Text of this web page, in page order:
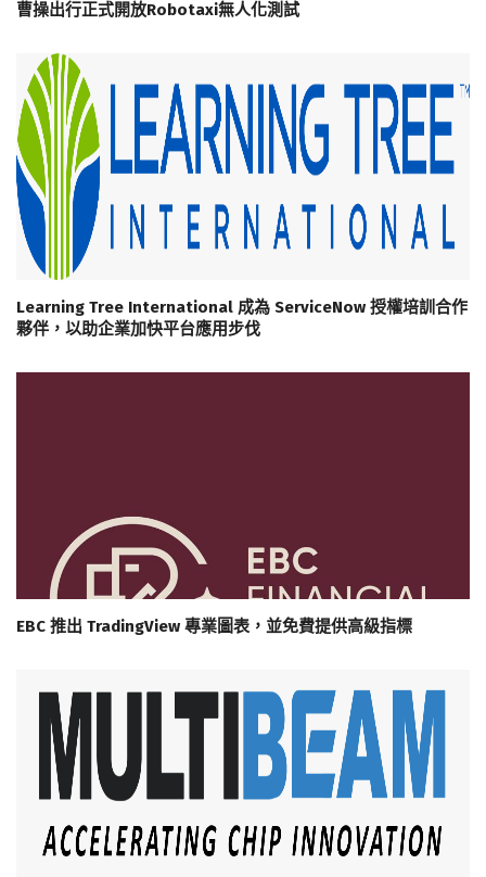
曹操出行正式開放Robotaxi無人化測試
Learning Tree International 成為 ServiceNow 授權培訓合作
夥伴，以助企業加快平台應用步伐
EBC 推出 TradingView 專業圖表，並免費提供高級指標